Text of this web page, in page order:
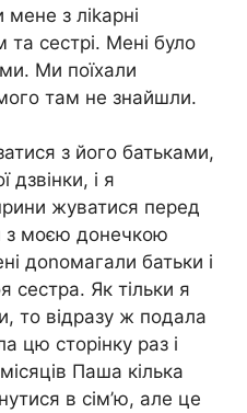
мене з ліkарні
сестрі. Мені було
Ми поїхали
там не знайшли.
з його батьками,
дзвінки, і я
жуватися перед
з моєю донечкою
доnомагали батьки і
сестра. Як тільки я
то відразу ж подала
цю сторінку раз і
Паша кілька
в сім’ю, але це